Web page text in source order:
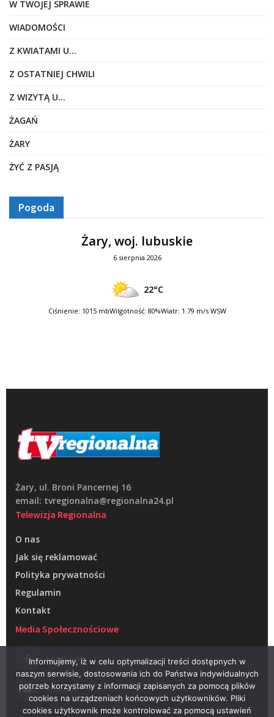
W TWOJEJ SPRAWIE
WIADOMOŚCI
Z KWIATAMI U…
Z OSTATNIEJ CHWILI
Z WIZYTĄ U…
ŻAGAŃ
ŻARY
ŻYĆ Z PASJĄ
Pogoda
Żary, woj. lubuskie
6 sierpnia 2026
22°C
Ciśnienie: 1015 mbWilgotność: 80%Wiatr: 1.79 m/s WSW
Żary, ul. Broni Pancernej 16
email: tvregionalna@regionalna24.pl
Telewizja Regionalna
O nas
Jak się reklamować
Polityka prywatności
Regulamin
Kontakt
Media Społecznościowe
Facebook
Youtube
Informujemy, iż w celu optymalizacji treści dostępnych w
naszym serwisie, dostosowania ich do Państwa indywidualnych
potrzeb korzystamy z informacji zapisanych za pomocą plików
cookies na urządzeniach końcowych użytkowników. Pliki
cookies użytkownik może kontrolować za pomocą ustawień